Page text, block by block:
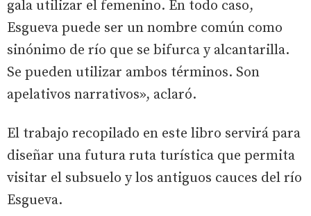
gala utilizar el femenino. En todo caso,
Esgueva puede ser un nombre común como
sinónimo de río que se bifurca y alcantarilla.
Se pueden utilizar ambos términos. Son
apelativos narrativos», aclaró.
El trabajo recopilado en este libro servirá para
diseñar una futura ruta turística que permita
visitar el subsuelo y los antiguos cauces del río
Esgueva.